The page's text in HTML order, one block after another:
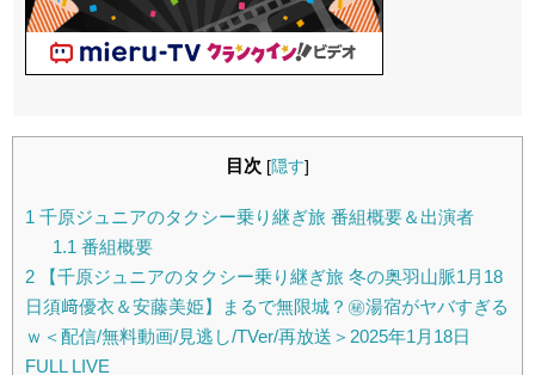
目次 [隠す]
1 千原ジュニアのタクシー乗り継ぎ旅 番組概要＆出演者
1.1 番組概要
2 【千原ジュニアのタクシー乗り継ぎ旅 冬の奥羽山脈1月18
日須﨑優衣＆安藤美姫】まるで無限城？㊙湯宿がヤバすぎる
ｗ＜配信/無料動画/見逃し/TVer/再放送＞2025年1月18日
FULL LIVE